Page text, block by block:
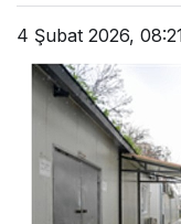
4 Şubat 2026,